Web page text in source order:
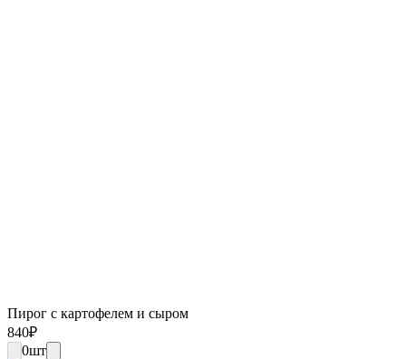
Пирог с картофелем и сыром
840₽
0шт